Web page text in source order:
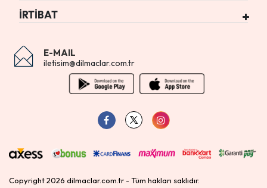
İRTİBAT
E-MAIL
iletisim@dilmaclar.com.tr
Copyright 2026 dilmaclar.com.tr - Tüm hakları saklıdır.